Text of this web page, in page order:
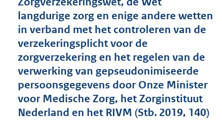
o
t
e
:
4
2
K
b
langdurige zorg en enige andere wetten
in verband met het controleren van de
verzekeringsplicht voor de
zorgverzekering en het regelen van de
verwerking van gepseudonimiseerde
persoonsgegevens door Onze Minister
voor Medische Zorg, het Zorginstituut
Nederland en het RIVM (Stb. 2019, 140)